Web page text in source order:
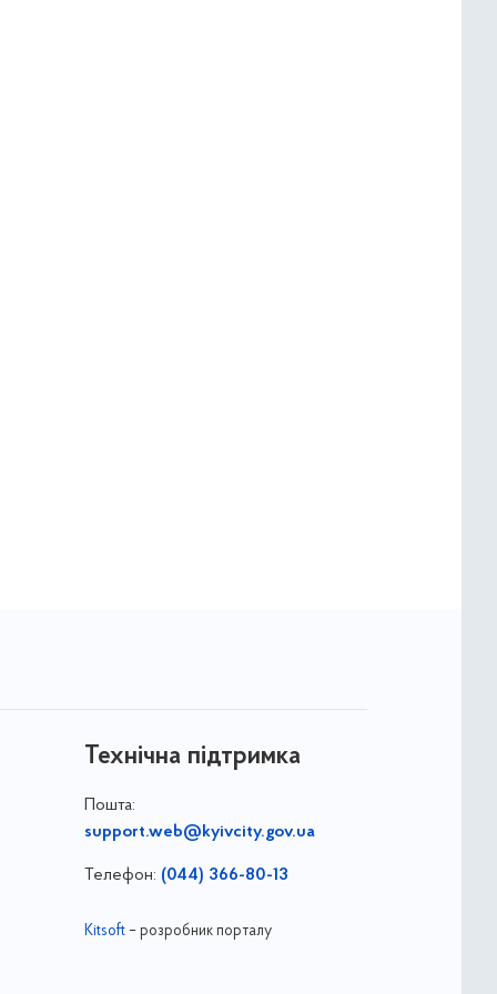
Технічна підтримка
Пошта:
support.web@kyivcity.gov.ua
Телефон: (044) 366-80-13
Kitsoft– розробник порталу